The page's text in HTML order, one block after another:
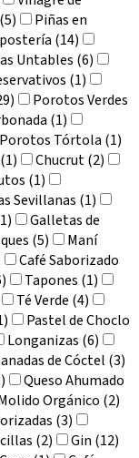
Piñas en
(14)
Untables (6)
(1)
Porotos Verdes
(1)
Porotos Tórtola (1)
Chucrut (2)
(1)
Sevillanas (1)
Galletas de
(5)
Maní
Café Saborizado
Tapones (1)
Té Verde (4)
Pastel de Choclo
Longanizas (6)
de Cóctel (3)
Queso Ahumado
Orgánico (2)
(3)
(2)
Gin (12)